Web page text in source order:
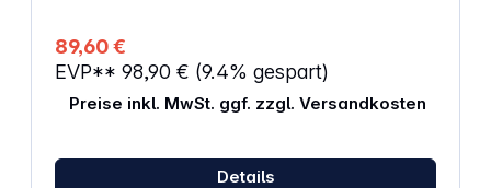
RØDE entwickelt, eignet sich aber gleichermaßen
für andere Mikrofone mit einem Gewicht zwischen
700 g und 1,1 kg, für die dann die PSM1 Spinne
benötigt wird (optional erhältlich). Eigenschaften:
Studio-Galgenarm / Schwenkarmstativ Gewinde:
89,60 €
EVP** 98,90 € (9.4% gespart)
Preise inkl. MwSt. ggf. zzgl. Versandkosten
Details